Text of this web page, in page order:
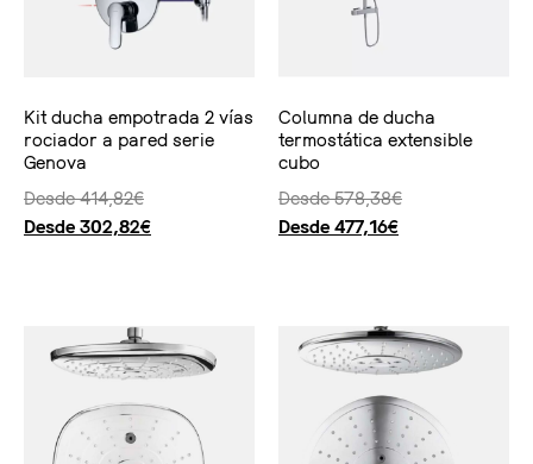
Kit ducha empotrada 2 vías
rociador a pared serie
Genova
Desde414,82€
Desde 302,82€
Columna de ducha
termostática extensible
cubo
Desde578,38€
Desde 477,16€